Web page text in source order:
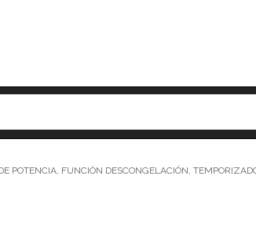
FUNCIÓN DESCONGELACIÓN,